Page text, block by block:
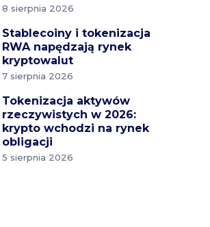
8 sierpnia 2026
Stablecoiny i tokenizacja
RWA napędzają rynek
kryptowalut
7 sierpnia 2026
Tokenizacja aktywów
rzeczywistych w 2026:
krypto wchodzi na rynek
obligacji
5 sierpnia 2026